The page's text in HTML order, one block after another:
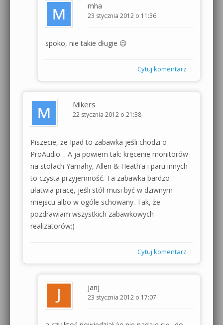
mha
23 stycznia 2012 o 11:36
spoko, nie takie długie 😉
Cytuj komentarz
Mikers
22 stycznia 2012 o 21:38
Piszecie, że Ipad to zabawka jeśli chodzi o
ProAudio… A ja powiem tak: kręcenie monitorów
na stołach Yamahy, Allen & Heath’a i paru innych
to czysta przyjemność. Ta zabawka bardzo
ułatwia pracę, jeśli stół musi być w dziwnym
miejscu albo w ogóle schowany. Tak, że
pozdrawiam wszystkich zabawkowych
realizatorów;)
Cytuj komentarz
janj
23 stycznia 2012 o 17:07